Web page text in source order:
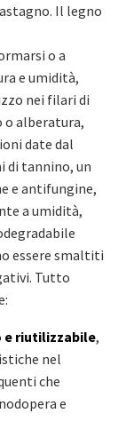
Il legno
o a
e umidità,
nei filari di
o alberatura,
date dal
di tannino, un
e antifungine,
a umidità,
essere smaltiti
Tutto
e riutilizzabile,
nel
che
e